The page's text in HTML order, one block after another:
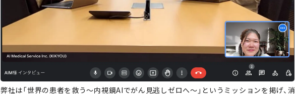
弊社は「世界の患者を救う～内視鏡AIでがん見逃しゼロへ～」というミッションを掲げ、消